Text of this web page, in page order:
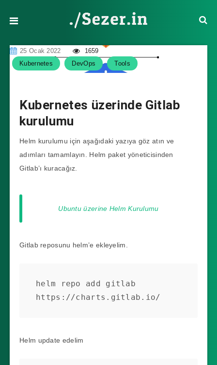
25 Ocak 2022
1659
Kubernetes
DevOps Tools
Kubernetes üzerinde Gitlab
kurulumu
Helm kurulumu için aşağıdaki yazıya göz atın ve
adımları tamamlayın. Helm paket yöneticisinden
Gitlab’ı kuracağız.
Ubuntu üzerine Helm Kurulumu
Gitlab reposunu helm’e ekleyelim.
helm repo add gitlab
https://charts.gitlab.io/
Helm update edelim